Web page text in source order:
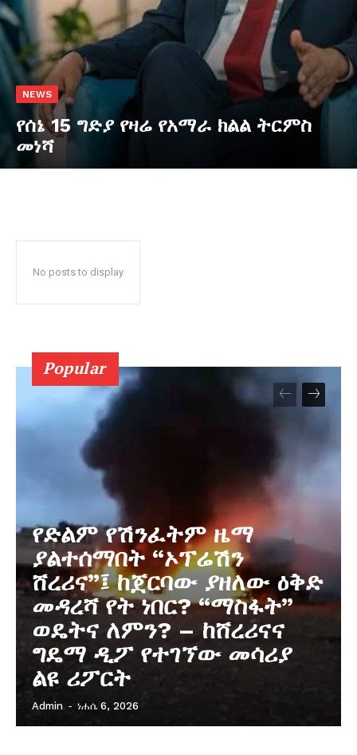
NEWS
የሰኔ 15 ግድያ የዛሬ የአማራ ክልል ትርምስ
መነሻ
No posts to display
Popular
የድልም የሽንፈትም ዜማ
ያልተሰማበት “ኦፕሬሽን
ሸረሪና”፤ ከጀርባው ያዘለው ዕቅድ
መዳረሻ የት ነበር? “ማስፋት”
ወዴትና ለምን? – ከሸረሪናና
ግዴማ ዲፖ የተገኘው መሳሪያ
ልዩ ሪፖርት
Admin - ነሐሴ 6, 2026